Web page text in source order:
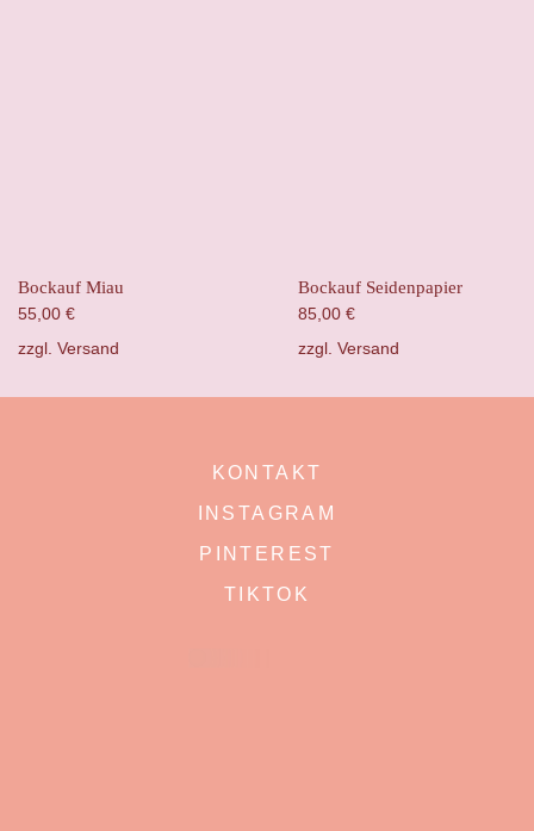
Bockauf Miau
55,00 €
zzgl. Versand
Bockauf Seidenpapier
85,00 €
zzgl. Versand
KONTAKT
INSTAGRAM
PINTEREST
TIKTOK